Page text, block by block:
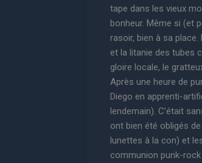
tape dans les vieux
bonheur. Même si (et
rasoir, bien à sa
et la litanie des tubes
gloire locale, le
Après une heure de
Diego en apprenti-
lendemain). C’était
ont bien été obligés
lunettes à la con) et
communion punk-